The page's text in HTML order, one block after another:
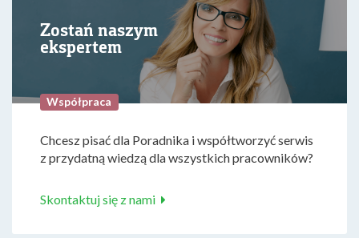
Zostań naszym
ekspertem
Współpraca
Chcesz pisać dla Poradnika i współtworzyć serwis
z przydatną wiedzą dla wszystkich pracowników?
Skontaktuj się z nami